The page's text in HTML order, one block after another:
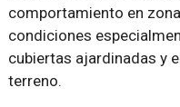
comportamiento en
condiciones
cubiertas ajardinadas y
terreno.